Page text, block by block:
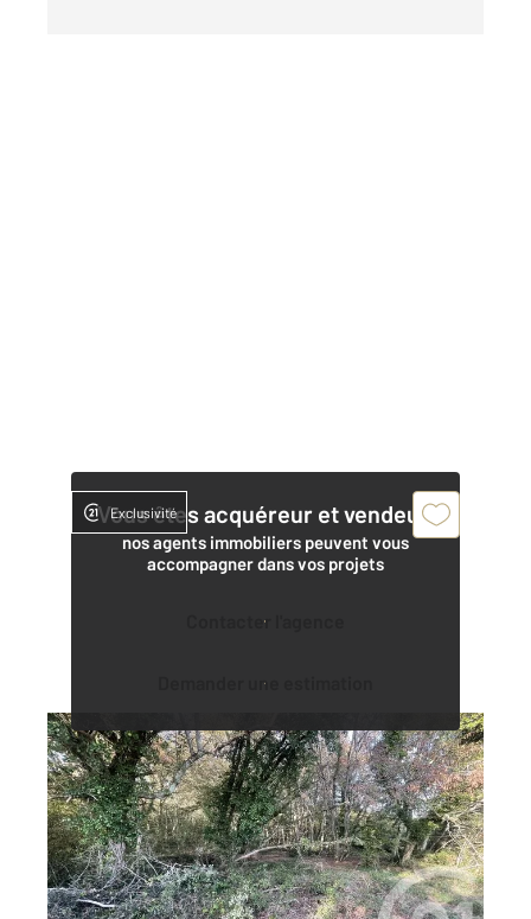
Vous êtes acquéreur et vendeur,
nos agents immobiliers peuvent vous
accompagner dans vos projets
Contacter l'agence
Demander une estimation
Exclusivité
MONTPON MENESTEROL 24
40623 m2
Ref : 10964
Terrain à vendre
17 000 €